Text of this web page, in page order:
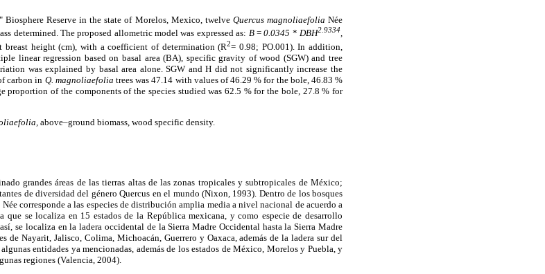
Reserve in the state of Morelos, Mexico, twelve Quercus magnoliaefolia Née
determined. The proposed allometric model was expressed as: B=0.0345 *DBH2.9334,
breast height (cm), with a coefficient of determination (R2= 0.98; PO.001). In addition,
linear regression based on basal area (BA), specific gravity of wood (SGW) and tree
was explained by basal area alone. SGW and H did not significantly increase the
carbon in Q. magnoliaefolia trees was 47.14 with values of 46.29 % for the bole, 46.83 %
proportion of the components of the species studied was 62.5 % for the bole, 27.8 % for
above–ground biomass, wood specific density.
grandes áreas de las tierras altas de las zonas tropicales y subtropicales de México;
de diversidad del género Quercus en el mundo (Nixon, 1993). Dentro de los bosques
Née corresponde a las especies de distribución amplia media a nivel nacional de acuerdo a
se localiza en 15 estados de la República mexicana, y como especie de desarrollo
se localiza en la ladera occidental de la Sierra Madre Occidental hasta la Sierra Madre
de Nayarit, Jalisco, Colima, Michoacán, Guerrero y Oaxaca, además de la ladera sur del
entidades ya mencionadas, además de los estados de México, Morelos y Puebla, y
regiones (Valencia, 2004).